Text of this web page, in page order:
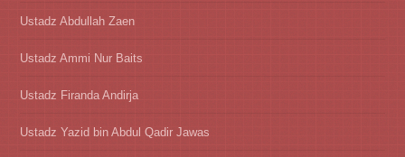
Ustadz Abdullah Zaen
Ustadz Ammi Nur Baits
Ustadz Firanda Andirja
Ustadz Yazid bin Abdul Qadir Jawas